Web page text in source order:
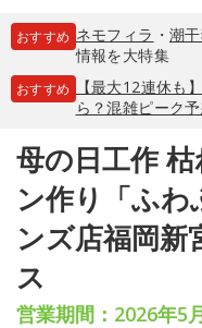
おすすめ ネモフィラ ・ 潮
情報を大特集
おすすめ
【最大12連休も
ら？混雑ピーク
母の日工作
ン作り「ふわ
ンズ店福岡新
ス
営業期間：2026年5